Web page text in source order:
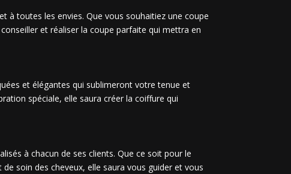
à toutes les envies. Que vous souhaitiez une coupe
et réaliser la coupe parfaite qui mettra en
et élégantes qui sublimeront votre tenue et
spéciale, elle saura créer la coiffure qui
à chacun de ses clients. Que ce soit pour le
soin des cheveux, elle saura vous guider et vous